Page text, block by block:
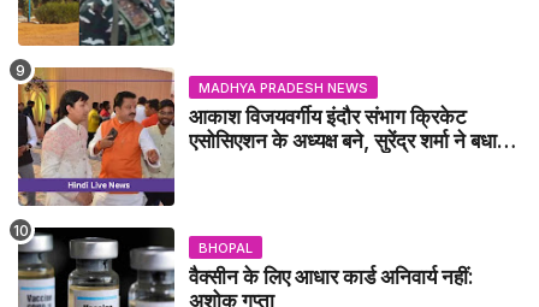
MADHYA PRADESH NEWS
आकाश विजयवर्गीय इंदौर संभाग क्रिकेट
एसोसिएशन के अध्यक्ष बने, सुरेंद्र शर्मा ने बधाई
BHOPAL
वैक्सीन के लिए आधार कार्ड अनिवार्य नहीं:
अशोक गुप्ता